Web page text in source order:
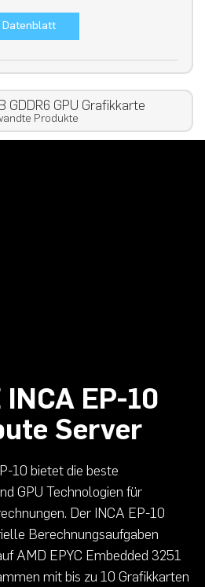
Datenblatt
GDDR6 GPU Grafikkarte
Produkte
INCA EP-10
Server
10 bietet die beste
GPU Technologien für
Der INCA EP-10
Berechnungsaufgaben
AMD EPYC Embedded 3251
mit bis zu 10 Grafikkarten